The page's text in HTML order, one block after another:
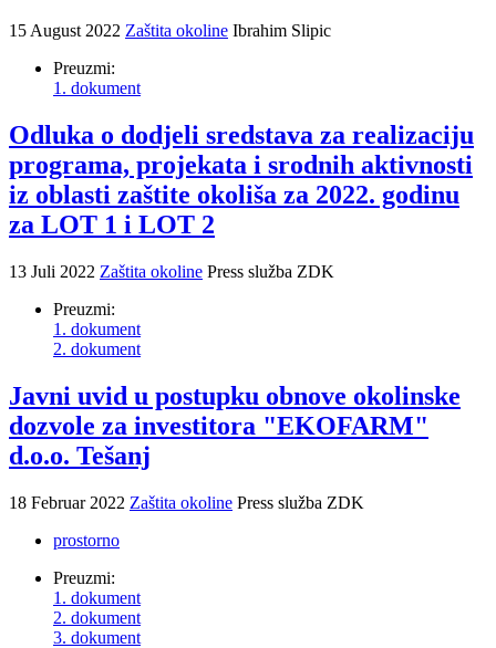
15 August 2022 Zaštita okoline Ibrahim Slipic
Preuzmi:
1. dokument
Odluka o dodjeli sredstava za realizaciju
programa, projekata i srodnih aktivnosti
iz oblasti zaštite okoliša za 2022. godinu
za LOT 1 i LOT 2
13 Juli 2022 Zaštita okoline Press služba ZDK
Preuzmi:
1. dokument
2. dokument
Javni uvid u postupku obnove okolinske
dozvole za investitora "EKOFARM"
d.o.o. Tešanj
18 Februar 2022 Zaštita okoline Press služba ZDK
prostorno
Preuzmi:
1. dokument
2. dokument
3. dokument